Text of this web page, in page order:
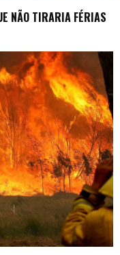
NÃO TIRARIA FÉRIAS